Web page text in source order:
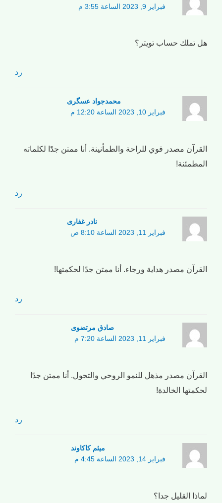
فبراير 9, 2023 الساعة 3:55 م
هل تملك حساب تويتر؟
رد
محمدجواد عسگری
فبراير 10, 2023 الساعة 12:20 م
القرآن مصدر قوي للراحة والطمأنينة. أنا ممتن جدًا لكلماته
المطمئنة!
رد
نادر غفاری
فبراير 11, 2023 الساعة 8:10 ص
القرآن مصدر هداية ورجاء. أنا ممتن جدًا لحكمتها!
رد
صادق مرتضوی
فبراير 11, 2023 الساعة 7:20 م
القرآن مصدر مذهل للنمو الروحي والتحول. أنا ممتن جدًا
لحكمتها الخالدة!
رد
میثم کاکاوند
فبراير 14, 2023 الساعة 4:45 م
لماذا القليل جدا؟